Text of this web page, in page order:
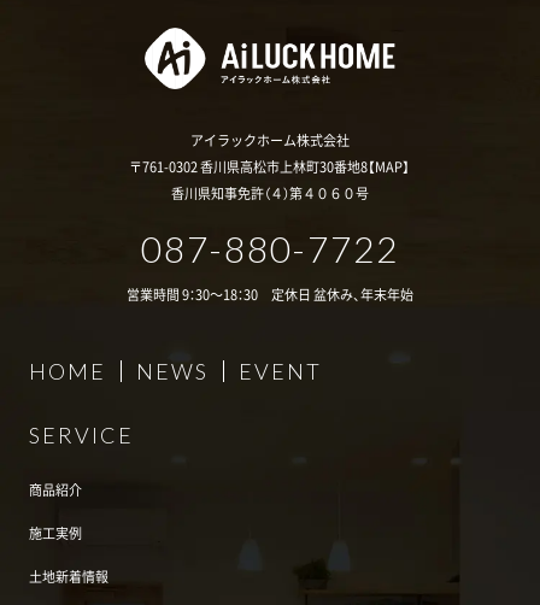
アイラックホーム株式会社
〒761-0302 香川県高松市上林町30番地8【MAP】
香川県知事免許（４）第４０６０号
087-880-7722
営業時間 9：30～18：30 定休日 盆休み、年末年始
HOME NEWS EVENT
SERVICE
商品紹介
施工実例
土地新着情報